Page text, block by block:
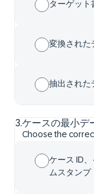
ターゲット
変換された
抽出された
3.ケースの最小デ
Choose the
ケース ID
ムスタンプ